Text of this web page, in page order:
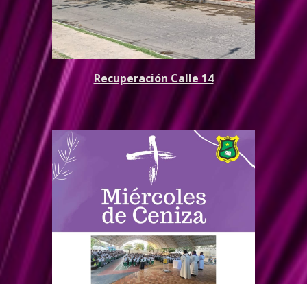
Recuperación Calle 14